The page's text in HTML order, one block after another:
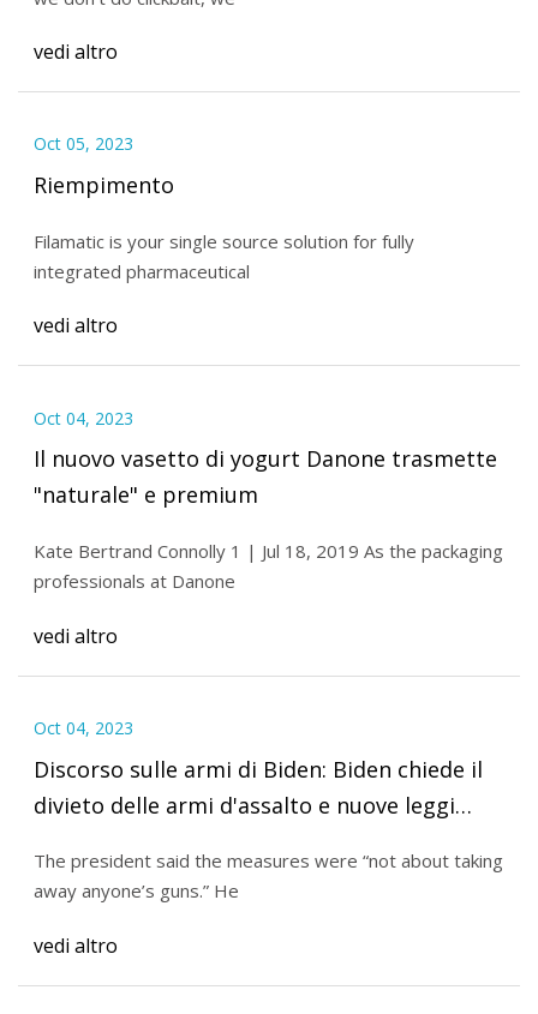
vedi altro
Oct 05, 2023
Riempimento
Filamatic is your single source solution for fully
integrated pharmaceutical
vedi altro
Oct 04, 2023
Il nuovo vasetto di yogurt Danone trasmette
"naturale" e premium
Kate Bertrand Connolly 1 | Jul 18, 2019 As the packaging
professionals at Danone
vedi altro
Oct 04, 2023
Discorso sulle armi di Biden: Biden chiede il
divieto delle armi d'assalto e nuove leggi
The president said the measures were “not about taking
away anyone’s guns.” He
vedi altro